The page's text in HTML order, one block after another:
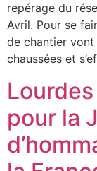
repérage du
Avril. Pour se
de chantier
chaussées et
pour la